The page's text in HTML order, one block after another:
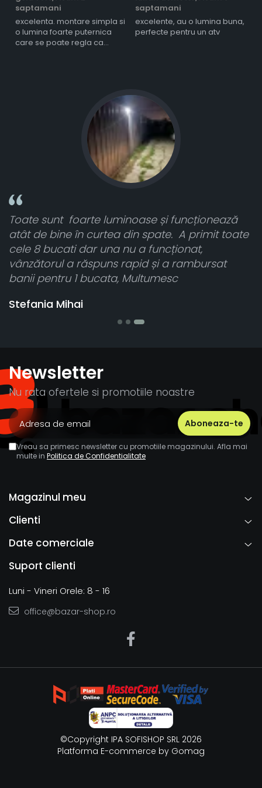
saptamani
excelenta. montare simpla si
o lumina foarte puternica
care se poate regla ca
saptamani
excelente, au o lumina buna,
perfecte pentru un atv
Stefania Mihai
Toate sunt foarte luminoase și funcționează
atât de bine în curtea din spate. A primit toate
cele 8 bucati dar una nu a funcționat,
vânzătorul a răspuns rapid și a rambursat
banii pentru 1 bucata, Multumesc
Newsletter
Nu rata ofertele si promotiile noastre
Vreau sa primesc newsletter cu promotiile magazinului. Afla mai
multe in Politica de Confidentialitate
Magazinul meu
Clienti
Date comerciale
Suport clienti
Luni - Vineri Orele: 8 - 16
office@bazar-shop.ro
©Copyright IPA SOFISHOP SRL 2026
Platforma E-commerce by Gomag